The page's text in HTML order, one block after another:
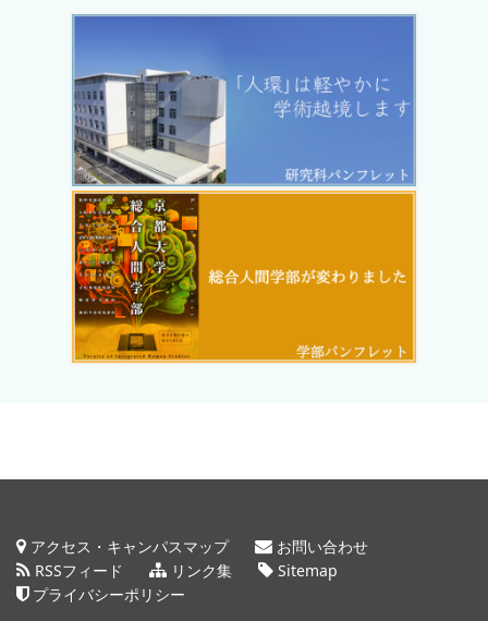
アクセス・キャンパスマップ
お問い合わせ
RSSフィード
リンク集
Sitemap
プライバシーポリシー